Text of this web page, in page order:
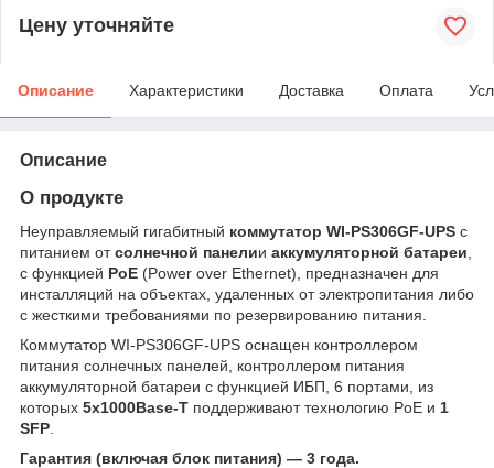
Цену уточняйте
Описание Характеристики Доставка Оплата
Описание
О продукте
Неуправляемый гигабитный коммутатор WI-PS306GF-UPS с
питанием отсолнечной панелии аккумуляторной батареи
с функцией PoE (Power over Ethernet), предназначен для
инсталляций на объектах, удаленных от электропитания либо
с жесткими требованиями по резервированию питания.
Коммутатор WI-PS306GF-UPS оснащен контроллером
питания солнечных панелей, контроллером питания
аккумуляторной батареи с функцией ИБП, 6 портами, из
которых 5х1000Base-T поддерживают технологию PoE и 1
SFP
Гарантия (включая блок питания) — 3 года.